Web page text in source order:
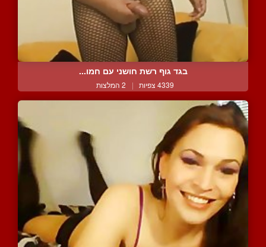
בגד גוף רשת חושני עם חמו...
4339 צפיות | 2 המלצות